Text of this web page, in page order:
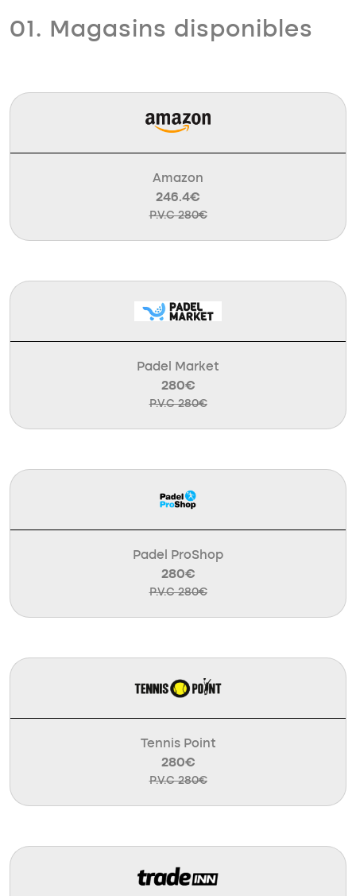
01. Magasins disponibles
Amazon
246.4€
P.V.C 280€
Padel Market
280€
P.V.C 280€
Padel ProShop
280€
P.V.C 280€
Tennis Point
280€
P.V.C 280€